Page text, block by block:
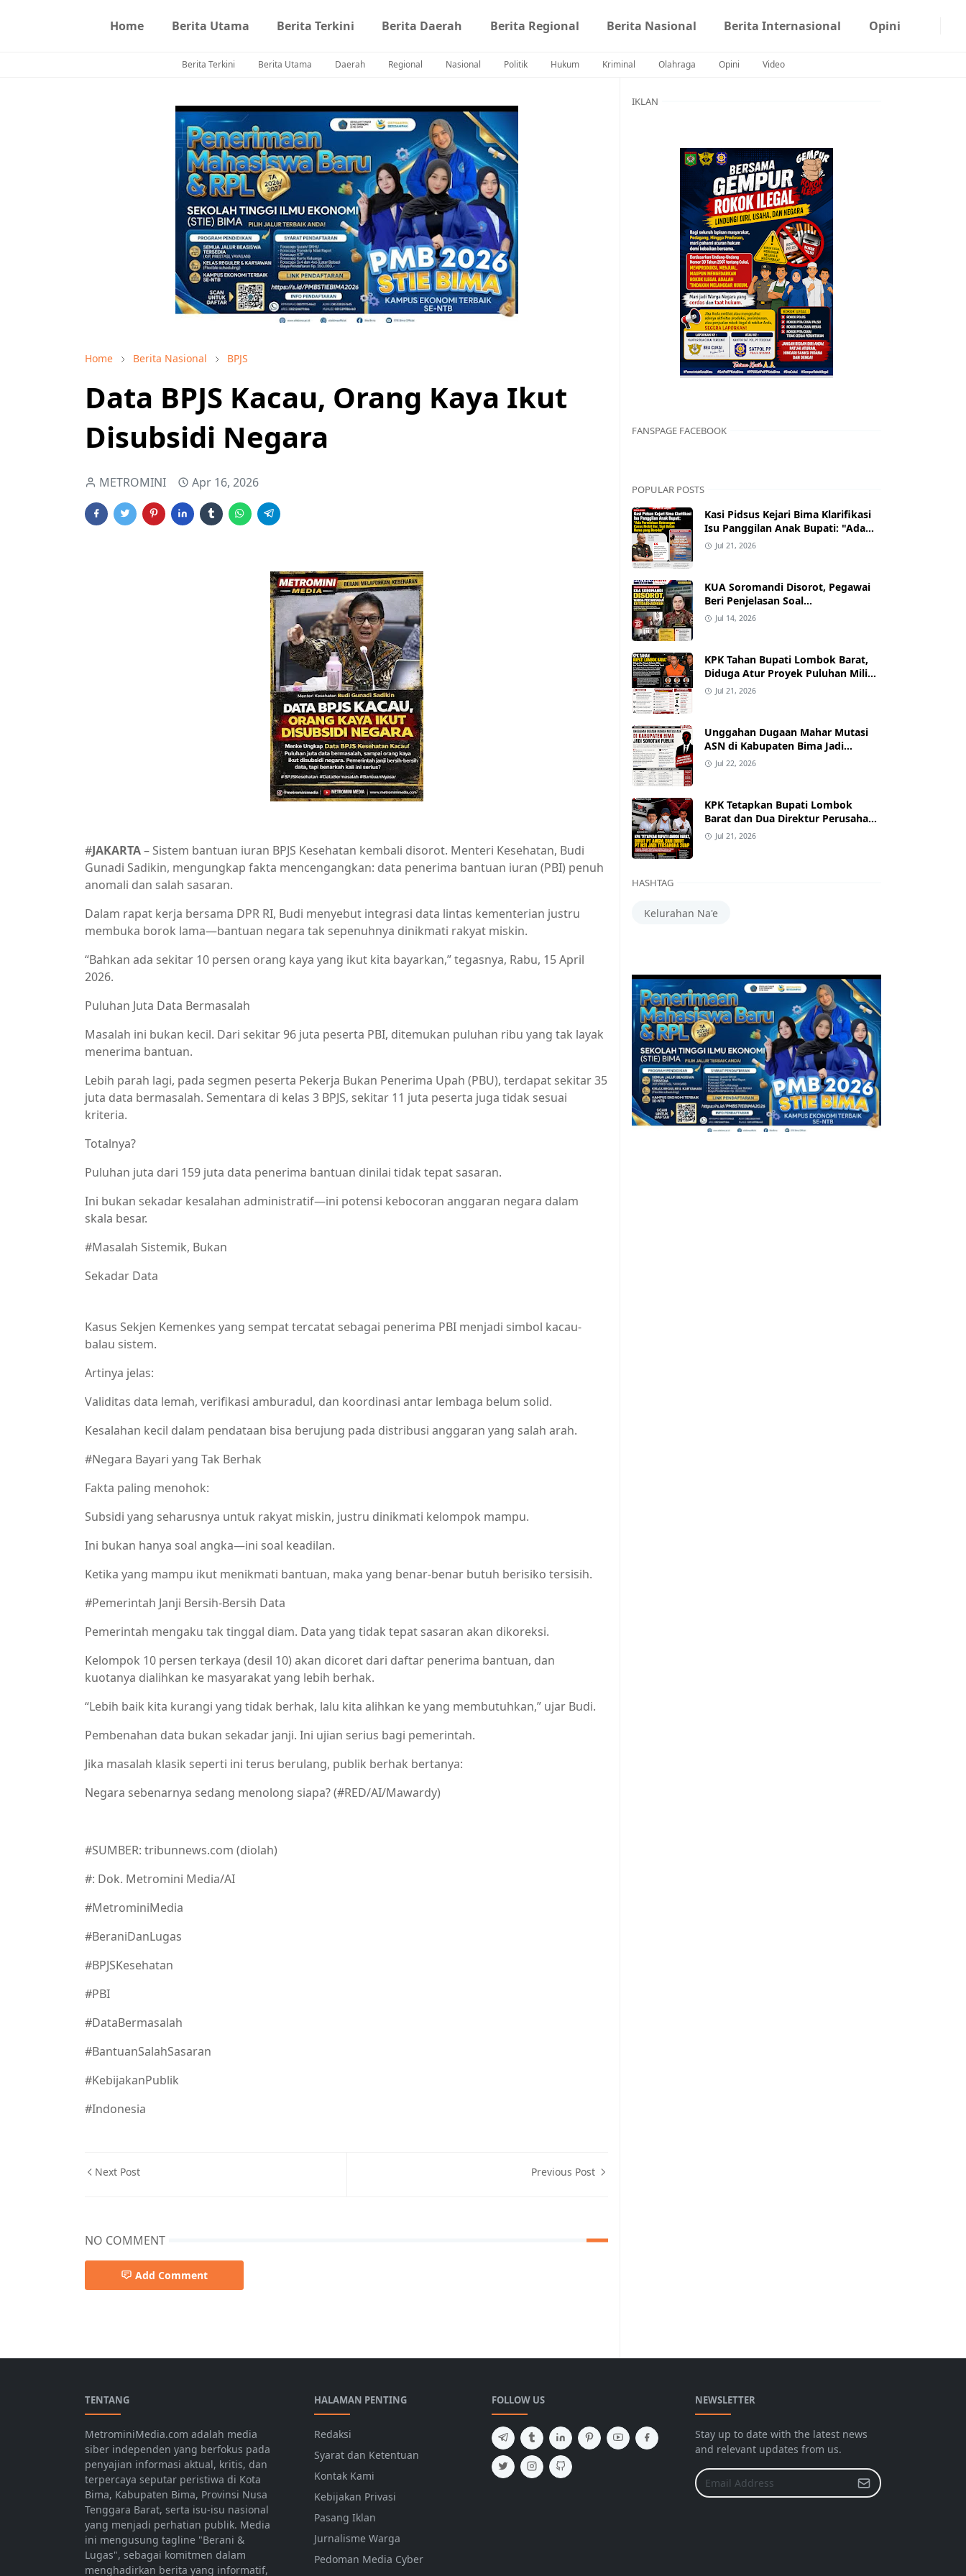
Home Berita Utama Berita Terkini Berita Daerah Berita Regional Berita Nasional Berita Internasional Opini
Berita Terkini Berita Utama Daerah Regional Nasional Politik Hukum Kriminal Olahraga Opini Video
Home Berita Nasional BPJS
Data BPJS Kacau, Orang Kaya Ikut
Disubsidi Negara
METROMINI Apr 16, 2026
#JAKARTA– Sistem bantuan iuran BPJS Kesehatan kembali disorot. Menteri Kesehatan, Budi
Gunadi Sadikin, mengungkap fakta mencengangkan: data penerima bantuan iuran (PBI) penuh
anomali dan salah sasaran.
Dalam rapat kerja bersama DPR RI, Budi menyebut integrasi data lintas kementerian justru
membuka borok lama—bantuan negara tak sepenuhnya dinikmati rakyat miskin.
“Bahkan ada sekitar 10 persen orang kaya yang ikut kita bayarkan,” tegasnya, Rabu, 15 April
2026.
Puluhan Juta Data Bermasalah
Masalah ini bukan kecil. Dari sekitar 96 juta peserta PBI, ditemukan puluhan ribu yang tak layak
menerima bantuan.
Lebih parah lagi, pada segmen peserta Pekerja Bukan Penerima Upah (PBU), terdapat sekitar 35
juta data bermasalah. Sementara di kelas 3 BPJS, sekitar 11 juta peserta juga tidak sesuai
kriteria.
Totalnya?
Puluhan juta dari 159 juta data penerima bantuan dinilai tidak tepat sasaran.
Ini bukan sekadar kesalahan administratif—ini potensi kebocoran anggaran negara dalam
skala besar.
#Masalah Sistemik, Bukan
Sekadar Data
Kasus Sekjen Kemenkes yang sempat tercatat sebagai penerima PBI menjadi simbol kacau-
balau sistem.
Artinya jelas:
Validitas data lemah, verifikasi amburadul, dan koordinasi antar lembaga belum solid.
Kesalahan kecil dalam pendataan bisa berujung pada distribusi anggaran yang salah arah.
#Negara Bayari yang Tak Berhak
Fakta paling menohok:
Subsidi yang seharusnya untuk rakyat miskin, justru dinikmati kelompok mampu.
Ini bukan hanya soal angka—ini soal keadilan.
Ketika yang mampu ikut menikmati bantuan, maka yang benar-benar butuh berisiko tersisih.
#Pemerintah Janji Bersih-Bersih Data
Pemerintah mengaku tak tinggal diam. Data yang tidak tepat sasaran akan dikoreksi.
Kelompok 10 persen terkaya (desil 10) akan dicoret dari daftar penerima bantuan, dan
kuotanya dialihkan ke masyarakat yang lebih berhak.
“Lebih baik kita kurangi yang tidak berhak, lalu kita alihkan ke yang membutuhkan,” ujar Budi.
Pembenahan data bukan sekadar janji. Ini ujian serius bagi pemerintah.
Jika masalah klasik seperti ini terus berulang, publik berhak bertanya:
Negara sebenarnya sedang menolong siapa? (#RED/AI/Mawardy)
#SUMBER: tribunnews.com (diolah)
#: Dok. Metromini Media/AI
#MetrominiMedia
#BeraniDanLugas
#BPJSKesehatan
#PBI
#DataBermasalah
#BantuanSalahSasaran
#KebijakanPublik
#Indonesia
Next Post Previous Post
NO COMMENT
Add Comment
IKLAN
FANSPAGE FACEBOOK
POPULAR POSTS
Kasi Pidsus Kejari Bima Klarifikasi
Isu Panggilan Anak Bupati: "Ada
Permintaan Keterangan Kasus
Jul 21, 2026
KUA Soromandi Disorot, Pegawai
Beri Penjelasan Soal
Ketidakhadiran Penghulu pada
Jul 14, 2026
KPK Tahan Bupati Lombok Barat,
Diduga Atur Proyek Puluhan Miliar
dan Terima Alphard hingga Uang
Jul 21, 2026
Unggahan Dugaan Mahar Mutasi
ASN di Kabupaten Bima Jadi
Sorotan
Jul 22, 2026
KPK Tetapkan Bupati Lombok
Barat dan Dua Direktur Perusahaan
sebagai Tersangka Dugaan Suap
Jul 21, 2026
HASHTAG
Kelurahan Na'e
TENTANG
MetrominiMedia.com adalah media
siber independen yang berfokus pada
penyajian informasi aktual, kritis, dan
terpercaya seputar peristiwa di Kota
Bima, Kabupaten Bima, Provinsi Nusa
Tenggara Barat, serta isu-isu nasional
yang menjadi perhatian publik. Media
ini mengusung tagline "Berani &
Lugas", sebagai komitmen dalam
menghadirkan berita yang informatif,
HALAMAN PENTING
Redaksi
Syarat dan Ketentuan
Kontak Kami
Kebijakan Privasi
Pasang Iklan
Jurnalisme Warga
Pedoman Media Cyber
FOLLOW US NEWSLETTER
Stay up to date with the latest news
and relevant updates from us.